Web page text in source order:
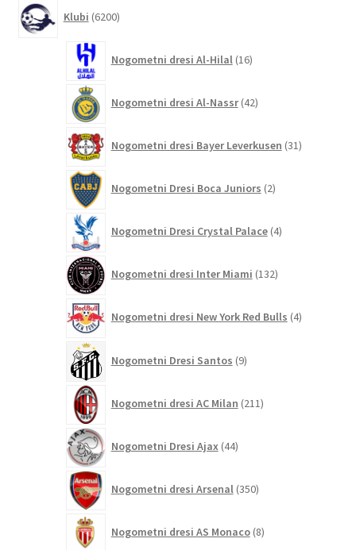
Klubi 6200izdelkov
Nogometni dresi Al-Hilal 16izdelkov
Nogometni dresi Al-Nassr 42izdelkov
Nogometni dresi Bayer Leverkusen 31izdelkov
Nogometni Dresi Boca Juniors 2izdelka
Nogometni Dresi Crystal Palace 4izdelki
Nogometni dresi Inter Miami 132izdelkov
Nogometni dresi New York Red Bulls 4izdelki
Nogometni Dresi Santos 9izdelkov
Nogometni dresi AC Milan 211izdelkov
Nogometni Dresi Ajax 44izdelkov
Nogometni dresi Arsenal 350izdelkov
Nogometni dresi AS Monaco 8izdelkov